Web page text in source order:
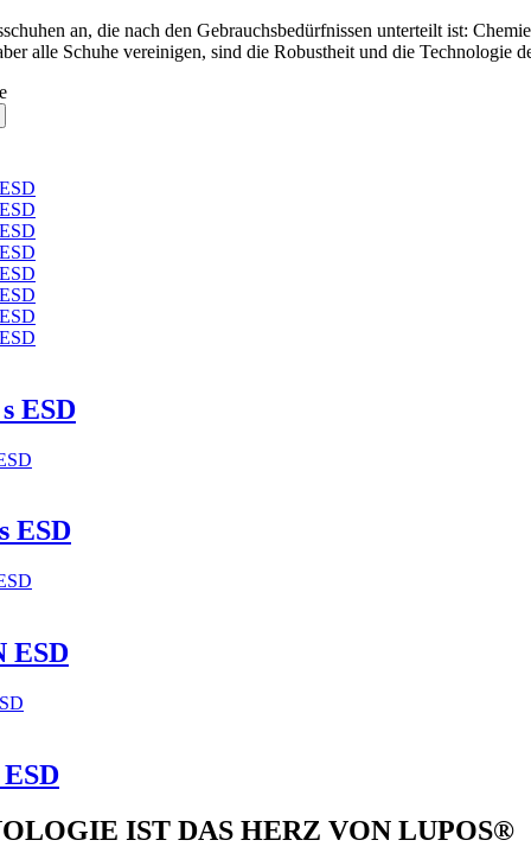
an, die nach den Gebrauchsbedürfnissen unterteilt ist:
alle Schuhe vereinigen, sind die Robustheit und die Technologie
ESD
ESD
ESD
IST DAS HERZ VON LUPOS®